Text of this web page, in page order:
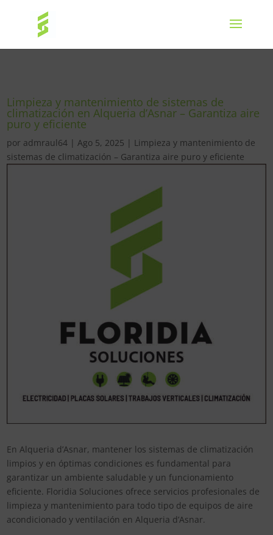
Limpieza y mantenimiento de sistemas de
climatización en Alqueria d’Asnar – Garantiza aire
puro y eficiente
por admraul64 |Ago 5, 2025 | Limpieza y mantenimiento de
sistemas de climatización – Garantiza aire puro y eficiente
En Alqueria d’Asnar, mantener los sistemas de climatización
limpios y en óptimas condiciones es fundamental para
garantizar un ambiente saludable y un funcionamiento
eficiente. Floridia Soluciones ofrece servicios profesionales de
limpieza y mantenimiento para todo tipo de equipos de aire
acondicionado y ventilación en Alqueria d’Asnar.